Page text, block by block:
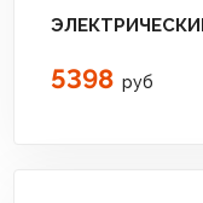
5398 руб